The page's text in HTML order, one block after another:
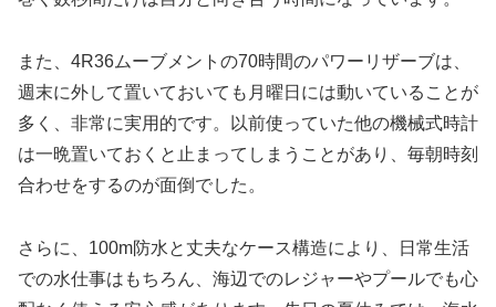
また、4R36ムーブメントの70時間のパワーリザーブは、
週末に外して置いておいても月曜日には動いていることが
多く、非常に実用的です。以前使っていた他の機械式時計
は一晩置いておくと止まってしまうことがあり、毎朝時刻
合わせをするのが面倒でした。
さらに、100m防水と丈夫なケース構造により、日常生活
での水仕事はもちろん、海辺でのレジャーやプールでも心